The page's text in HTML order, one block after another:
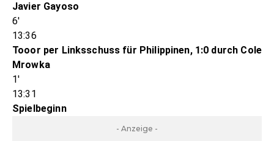
Javier Gayoso
6'
13:36
Tooor per Linksschuss für Philippinen, 1:0 durch Cole
Mrowka
1'
13:31
Spielbeginn
- Anzeige -